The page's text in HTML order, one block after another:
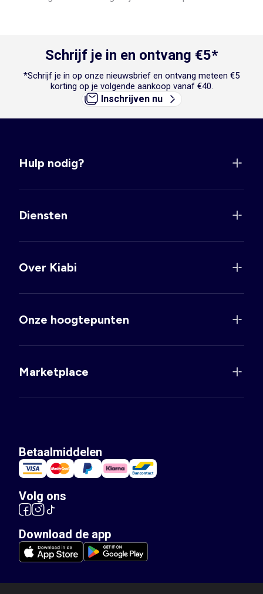
Schrijf je in en ontvang €5*
*Schrijf je in op onze nieuwsbrief en ontvang meteen €5
korting op je volgende aankoop vanaf €40.
Inschrijven nu
Hulp nodig?
Diensten
Over Kiabi
Onze hoogtepunten
Marketplace
Betaalmiddelen
Volg ons
Download de app